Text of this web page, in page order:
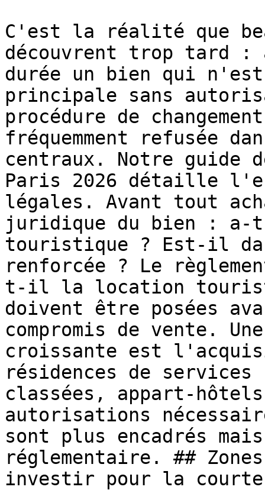
C'est la réalité que
découvrent trop tard :
durée un bien qui
principale sans
procédure de
fréquemment refusée
centraux. Notre guide
Paris 2026 détaille
légales. Avant tout
juridique du bien :
touristique ? Est-il
renforcée ? Le
t-il la location
doivent être posées
compromis de vente.
croissante est
résidences de
classées, appart-
autorisations
sont plus encadrés
réglementaire. ##
investir pour la